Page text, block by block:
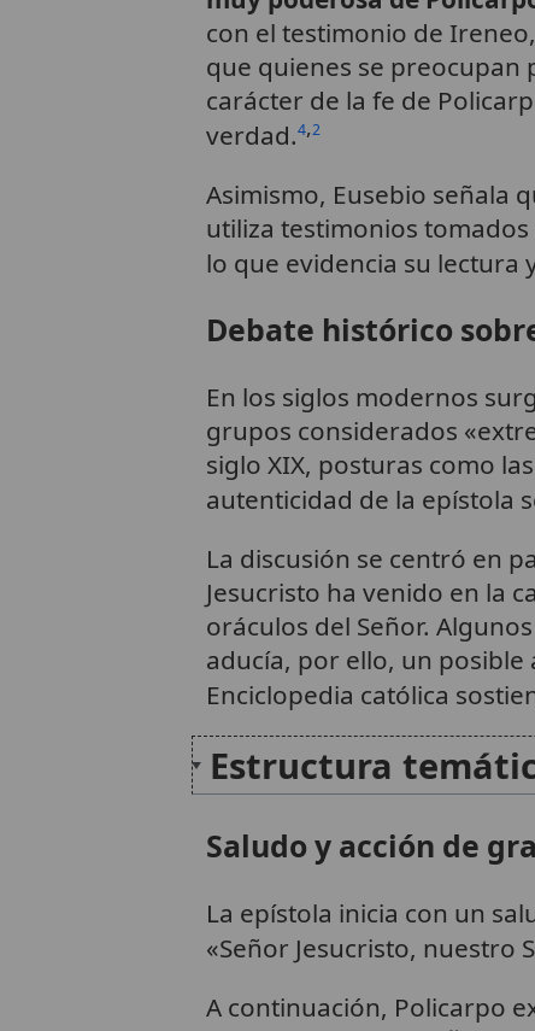
con el testimonio de
que quienes se preocupan
carácter de la fe de
verdad.4,2
Asimismo, Eusebio señala
utiliza testimonios tomados
lo que evidencia su lectura
Debate histórico
En los siglos modernos
grupos considerados
siglo XIX, posturas como
autenticidad de la epístola
La discusión se centró en
Jesucristo ha venido en la
oráculos del Señor.
aducía, por ello, un
Enciclopedia católica
Estructura
Saludo y acción de
La epístola inicia con un
«Señor Jesucristo, nuestro
A continuación, Policarpo